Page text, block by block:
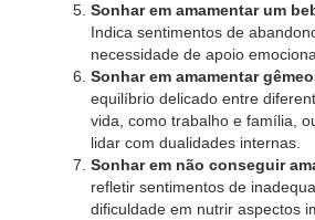
Sonhar em amamentar um
Indica sentimentos de
necessidade de apoio
Sonhar em amamentar
equilíbrio delicado entre
vida, como trabalho e família,
lidar com dualidades internas.
Sonhar em não conseguir
refletir sentimentos de
dificuldade em nutrir aspectos